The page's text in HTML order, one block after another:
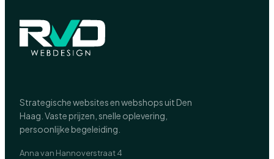
Strategische websites en webshops uit Den
Haag. Vaste prijzen, snelle oplevering,
persoonlijke begeleiding.
Anna van Hannoverstraat 4